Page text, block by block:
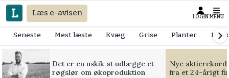
Læs e-avisen LOGIN MENU
Seneste Mest læste Kvæg Grise Planter
Det er en uskik at udlægge et
røgslør om økoproduktion
Nye
fra et 24-årigt